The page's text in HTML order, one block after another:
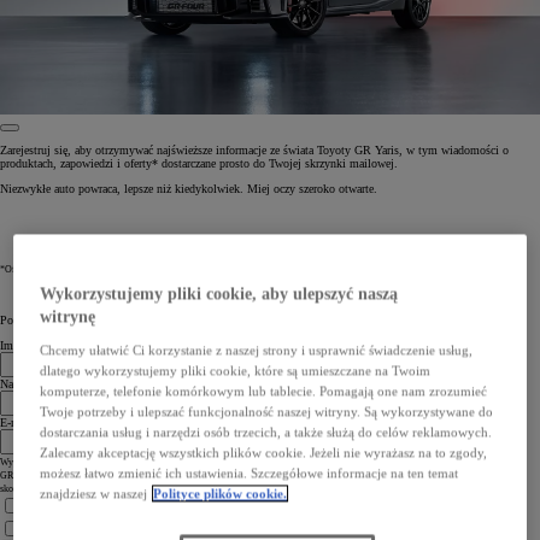
Zarejestruj się, aby otrzymywać najświeższe informacje ze świata Toyoty GR Yaris, w tym wiadomości o
produktach, zapowiedzi i oferty* dostarczane prosto do Twojej skrzynki mailowej.
Niezwykłe auto powraca, lepsze niż kiedykolwiek. Miej oczy szeroko otwarte.
*Oferty mogą obejmować finansowanie, ubezpieczenie lub umowy serwisowe.
Powiedz nam coś o sobie
Imię
Nazwisko
E-mail
Wypełniając niniejszy formularz, wyrażasz jednocześnie prośbę o przesyłanie Ci informacji handlowych związanych z nową Toyotą
GR Yaris oraz ewentualnie zaproszenia na jazdę testową ww. modelem. Podajesz swoje dane osobowe celem umożliwienia
skontaktowania się przez nas z Tobą mailowo lub telefonicznie (kontakt telefoniczny na etapie umawiania jazdy testowej).
Ogólną Polityką Prywatności i Ochrony Danych Osobowych Toyota
Wykorzystujemy pliki cookie, aby ulepszyć naszą
witrynę
Chcemy ułatwić Ci korzystanie z naszej strony i usprawnić świadczenie usług,
dlatego wykorzystujemy pliki cookie, które są umieszczane na Twoim
komputerze, telefonie komórkowym lub tablecie. Pomagają one nam zrozumieć
Twoje potrzeby i ulepszać funkcjonalność naszej witryny. Są wykorzystywane do
dostarczania usług i narzędzi osób trzecich, a także służą do celów reklamowych.
Zalecamy akceptację wszystkich plików cookie. Jeżeli nie wyrażasz na to zgody,
możesz łatwo zmienić ich ustawienia. Szczegółowe informacje na ten temat
znajdziesz w naszej Polityce plików cookie.